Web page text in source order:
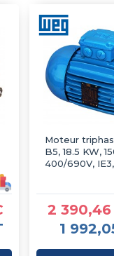
Moteur
B5, 18.5 KW,
400/690V,
2
1